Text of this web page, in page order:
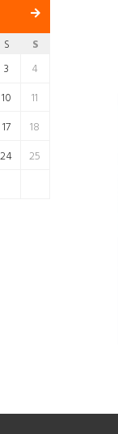
S
S
3
4
10
11
17
18
24
25